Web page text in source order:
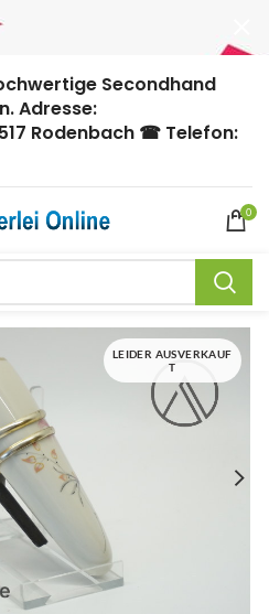
Secondhand
Adresse:
Rodenbach ☎ Telefon:
0
LEIDER AUSVERKAUF
T